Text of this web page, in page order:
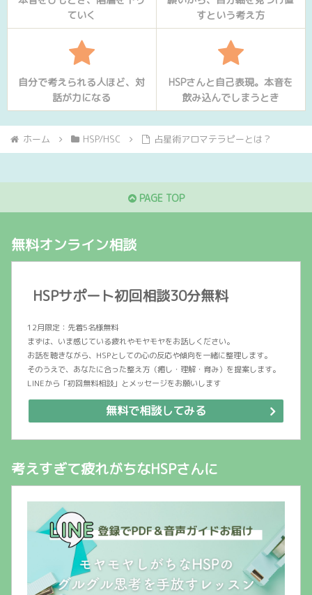
ていく
すという考え方
自分で考えられる人ほど、対
話が力になる
HSPさんと自己表現。本音を
飲み込んでしまうとき
ホーム HSP/HSC 占星術アロマテラピーとは？
PAGE TOP
無料オンライン相談
HSPサポート初回相談30分無料
12月限定：先着5名様無料
まずは、いま感じている疲れやモヤモヤをお話しください。
お話を聴きながら、HSPとしての心の反応や傾向を一緒に整理します。
そのうえで、あなたに合った整え方（癒し・理解・育み）を提案します。
LINEから「初回無料相談」とメッセージをお願いします
無料で相談してみる
考えすぎて疲れがちなHSPさんに